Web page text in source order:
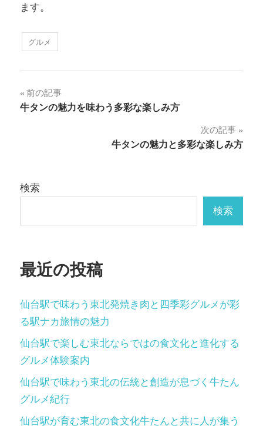
ます。
グルメ
投
稿
ゲ
シ
ョ
ン
前の記事
牛タンの魅力を味わう多彩な楽しみ方
次の記事
牛タンの魅力と多彩な楽しみ方
検索
検索
最近の投稿
仙台駅で味わう東北発焼き肉と四季彩グルメが彩
る駅ナカ旅情の魅力
仙台駅で楽しむ東北ならではの食文化と進化する
グルメ体験案内
仙台駅で味わう東北の伝統と創造が息づく牛たん
グルメ紀行
仙台駅が育む東北の食文化牛たんと共に人が集う